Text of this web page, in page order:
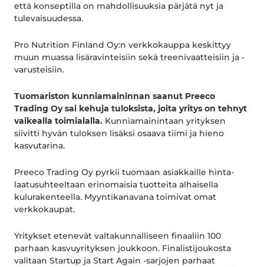
että konseptilla on mahdollisuuksia pärjätä nyt ja
tulevaisuudessa.
Pro Nutrition Finland Oy​:n verkkokauppa keskittyy
muun muassa lisäravinteisiin sekä treenivaatteisiin ja -
varusteisiin.
Tuomariston kunniamaininnan saanut Preeco
Trading Oy sai kehuja tuloksista, joita yritys on tehnyt
vaikealla toimialalla. Kunniamainintaan yrityksen
siivitti hyvän tuloksen lisäksi osaava tiimi ja hieno
kasvutarina.
Preeco Trading Oy pyrkii tuomaan asiakkaille hinta-
laatusuhteeltaan erinomaisia tuotteita alhaisella
kulurakenteella. Myyntikanavana toimivat omat
verkkokaupat.
Yritykset etenevät valtakunnalliseen finaaliin 100
parhaan kasvuyrityksen joukkoon. Finalistijoukosta
valitaan Startup ja Start Again -sarjojen parhaat